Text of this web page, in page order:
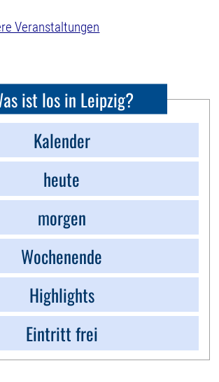
Veranstaltungen
ist los in Leipzig?
Kalender
heute
morgen
Wochenende
Highlights
Eintritt frei